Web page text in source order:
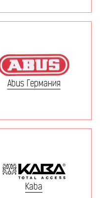
Abus Германия
Kaba